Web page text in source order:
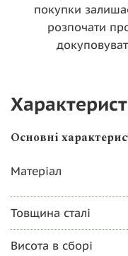
покупки
розпочати
Основні
Матеріал
Товщина сталі
Висота в сборі